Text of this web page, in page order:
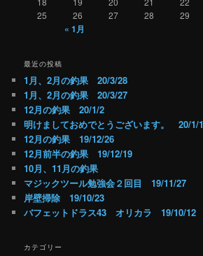
25
26 27 28 29
« 1月
最近の投稿
1月、2月の釣果 20/3/28
1月、2月の釣果 20/3/27
12月の釣果 20/1/2
明けましておめでとうございます。 20/1/1
12月の釣果 19/12/26
12月前半の釣果 19/12/19
10月、11月の釣果
マジックツール勉強会２回目 19/11/27
岸壁掃除 19/10/23
バフェットドラス43 オリカラ 19/10/12
カテゴリー